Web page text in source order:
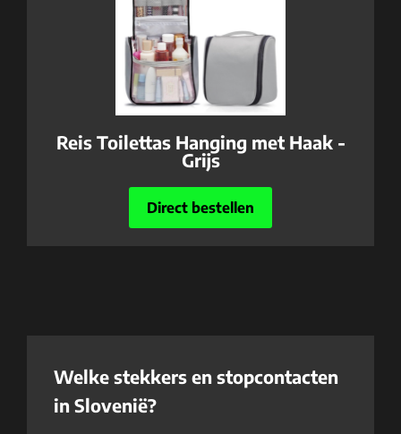
Reis Toilettas Hanging met Haak -
Grijs
Direct bestellen
Welke stekkers en stopcontacten
in Slovenië?